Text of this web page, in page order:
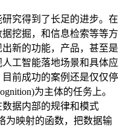
究得到了长足的进步。在
挖掘，和信息检索等等方
新的功能，产品，甚至是
工智能落地场景和具体应
前成功的案例还是仅仅停
为主体的任务上。
据内部的规律和模式
为映射的函数，把数据输